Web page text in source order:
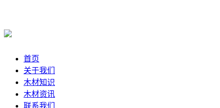
首页
关于我们
木材知识
木材资讯
联系我们